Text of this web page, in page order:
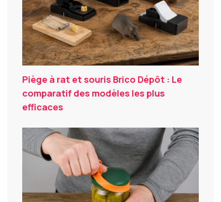
Piège à rat et souris Brico Dépôt : Le
comparatif des modèles les plus
efficaces